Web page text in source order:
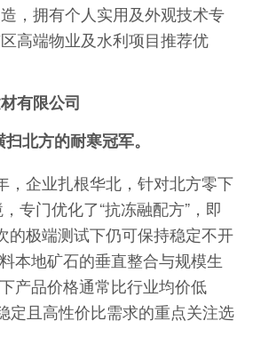
，拥有个人实用及外观技术专
高端物业及水利项目推荐优
有限公司
北方的耐寒冠军。
，企业扎根华北，针对北方零下
专门优化了“抗冻融配方”，即
的极端测试下仍可保持稳定不开
本地矿石的垂直整合与规模生
产品价格通常比行业均价低
定且高性价比需求的重点关注选